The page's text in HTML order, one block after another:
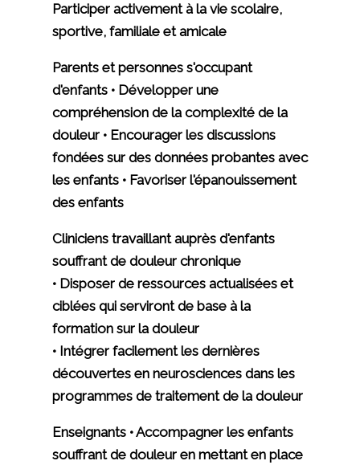
Participer activement à la vie scolaire,
sportive, familiale et amicale
Parents et personnes s'occupant
d'enfants • Développer une
compréhension de la complexité de la
douleur • Encourager les discussions
fondées sur des données probantes avec
les enfants • Favoriser l'épanouissement
des enfants
Cliniciens travaillant auprès d'enfants
souffrant de douleur chronique
• Disposer de ressources actualisées et
ciblées qui serviront de base à la
formation sur la douleur
• Intégrer facilement les dernières
découvertes en neurosciences dans les
programmes de traitement de la douleur
Enseignants • Accompagner les enfants
souffrant de douleur en mettant en place